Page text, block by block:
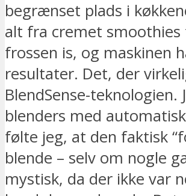
begrænset plads i
alt fra cremet smoothies
frossen is, og maskinen
resultater. Det, der
BlendSense-
blenders med
følte jeg, at den faktisk
blende – selv om nogle
mystisk, da der ikke var